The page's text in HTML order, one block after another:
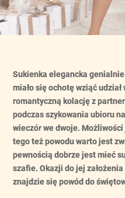
Sukienka elegancka
miało się ochotę wziąć
romantyczną kolację z
podczas szykowania ubioru
wieczór we dwoje.
tego też powodu warto jest
pewnością dobrze jest mieć
szafie. Okazji do jej
znajdzie się powód do